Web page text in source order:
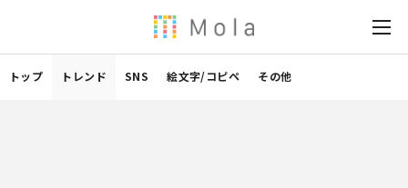
トップ トレンド SNS 絵文字/コピペ その他